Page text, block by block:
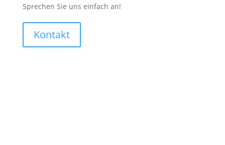
Sprechen Sie uns einfach an!
Kontakt